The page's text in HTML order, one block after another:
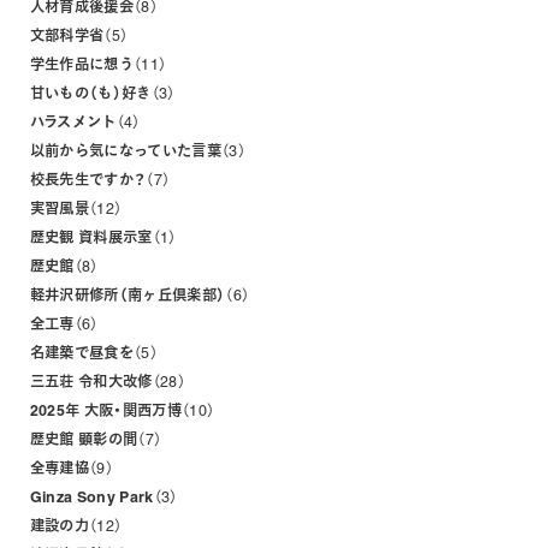
人材育成後援会 8
文部科学省
5
学生作品に想う
11
甘いもの（も）好き
3
ハラスメント
4
以前から気になっていた言葉 3
校長先生ですか？
7
実習風景 12
歴史観 資料展示室
1
歴史館 8
軽井沢研修所（南ヶ丘倶楽部）
6
全工専 6
名建築で昼食を
5
三五荘 令和大改修 28
2025年 大阪・関西万博 10
歴史館 顕彰の間
7
全専建協 9
Ginza Sony Park 3
建設の力
12